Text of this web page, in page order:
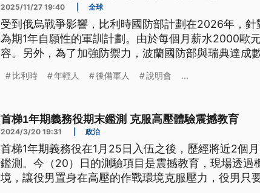
2025/11/27 19:40 全球
受到俄烏戰爭影響，比利時國防部計劃在2026年，
為期1年自願性的軍訓計劃。由於每個月薪水2000歐
容。另外，為了加強防禦力，波蘭國防部與瑞典達成
比利時 年輕人 後備軍人 說明會 ...
首梯1年期義務役期末鑑測 克服高壓體驗震撼教育
2024/3/20 19:31 政治
首梯1年期義務役在1月25日入伍之後，歷經將近2個
鑑測。今（20）日的測驗項目是震撼教育，現場透過
境，讓役男置身在高壓的作戰環境克服壓力，役男只